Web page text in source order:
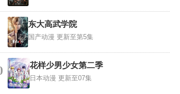
东大高武学院
国产动漫 更新至第5集
花样少男少女第二季
日本动漫 更新至07集